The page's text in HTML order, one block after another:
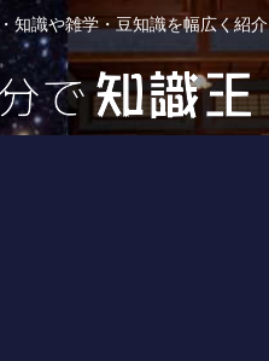
知識や雑学・豆知識を幅広く紹介